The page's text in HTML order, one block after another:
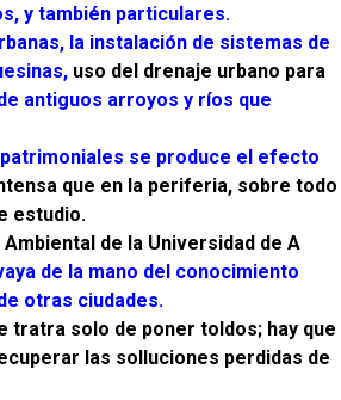
y también particulares.
la instalación de sistemas de
uso del drenaje urbano para
antiguos arroyos y ríos que
se produce el efecto
que en la periferia, sobre todo
estudio.
de la Universidad de A
de la mano del conocimiento
otras ciudades.
tratra solo de poner toldos; hay que
las solluciones perdidas de